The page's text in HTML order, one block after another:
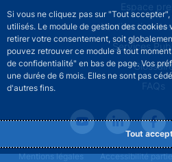
Si vous ne cliquez pas sur "Tout
utilisés. Le module de gestion des cookies
retirer votre consentement, soit
pouvez retrouver ce module à tout
de confidentialité" en bas de page. Vos
une durée de 6 mois. Elles ne sont pas
d'autres fins.
Tout
Espace
La direction
Services
FAQs
Footer legal notice menu
Mentions légales Accessibilité